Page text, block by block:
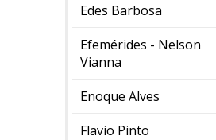
Edes Barbosa
Efemérides - Nelson
Vianna
Enoque Alves
Flavio Pinto